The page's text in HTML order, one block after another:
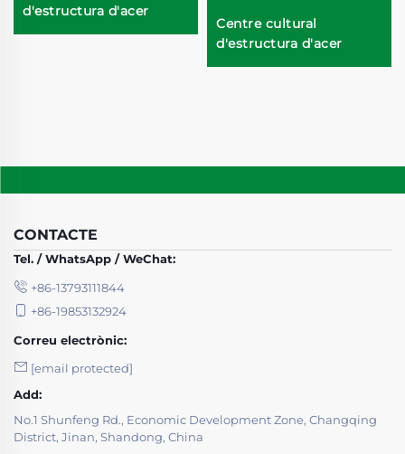
d'estructura d'acer
Centre cultural
d'estructura d'acer
CONTACTE
Tel. / WhatsApp / WeChat:
+86-13793111844
+86-19853132924
Correu electrònic:
[email protected]
Add:
No.1 Shunfeng Rd., Economic Development Zone, Changqing
District, Jinan, Shandong, China